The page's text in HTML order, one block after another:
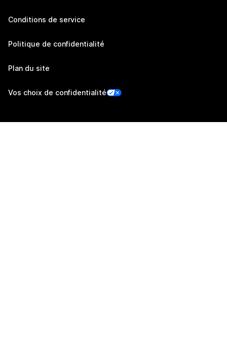
Conditions de service
Politique de confidentialité
Plan du site
Vos choix de confidentialité